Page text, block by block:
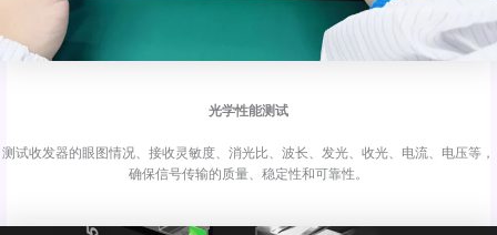
光学性能测试
测试收发器的眼图情况、接收灵敏度、消光比、波长、发光、收光、电流、电压等，
确保信号传输的质量、稳定性和可靠性。